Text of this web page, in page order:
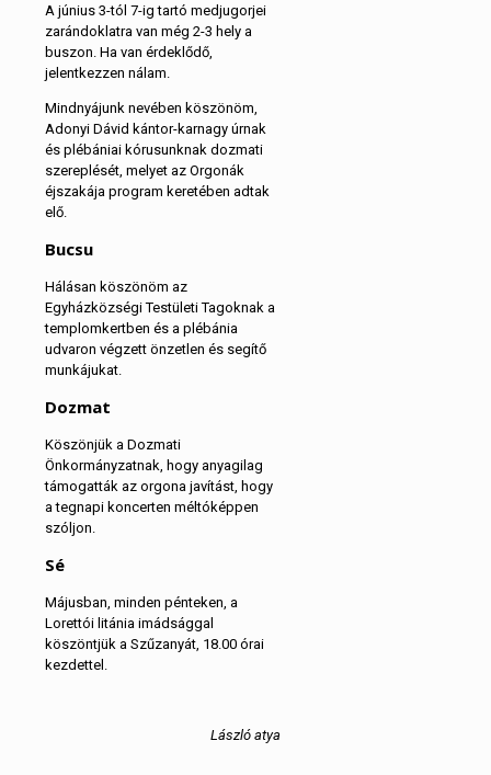
A június 3-tól 7-ig tartó medjugorjei
zarándoklatra van még 2-3 hely a
buszon. Ha van érdeklődő,
jelentkezzen nálam.
Mindnyájunk nevében köszönöm,
Adonyi Dávid kántor-karnagy úrnak
és plébániai kórusunknak dozmati
szereplését, melyet az Orgonák
éjszakája program keretében adtak
elő.
Bucsu
Hálásan köszönöm az
Egyházközségi Testületi Tagoknak a
templomkertben és a plébánia
udvaron végzett önzetlen és segítő
munkájukat.
Dozmat
Köszönjük a Dozmati
Önkormányzatnak, hogy anyagilag
támogatták az orgona javítást, hogy
a tegnapi koncerten méltóképpen
szóljon.
Sé
Májusban, minden pénteken, a
Lorettói litánia imádsággal
köszöntjük a Szűzanyát, 18.00 órai
kezdettel.
László atya